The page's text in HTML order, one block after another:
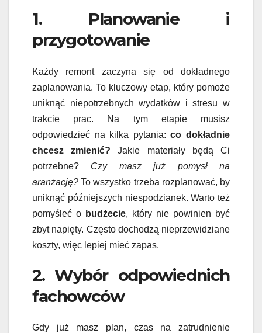
1. Planowanie i
przygotowanie
Każdy remont zaczyna się od dokładnego
zaplanowania. To kluczowy etap, który pomoże
uniknąć niepotrzebnych wydatków i stresu w
trakcie prac. Na tym etapie musisz
odpowiedzieć na kilka pytania:co dokładnie
chcesz zmienić? Jakie materiały będą Ci
potrzebne? Czy masz już pomysł na
aranżację? To wszystko trzeba rozplanować, by
uniknąć późniejszych niespodzianek. Warto też
pomyśleć o budżecie, który nie powinien być
zbyt napięty. Często dochodzą nieprzewidziane
koszty, więc lepiej mieć zapas.
2. Wybór odpowiednich
fachowców
Gdy już masz plan, czas na zatrudnienie